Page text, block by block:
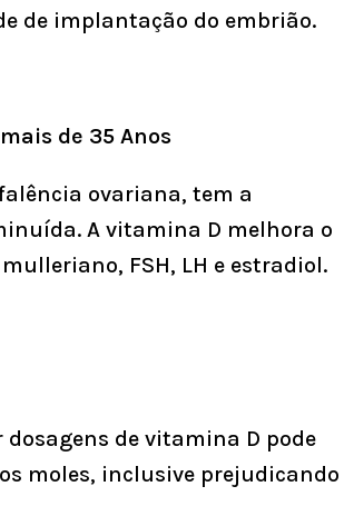
de implantação do embrião.
de 35 Anos
ovariana, tem a
A vitamina D melhora o
, FSH, LH e estradiol.
dosagens de vitamina D pode
moles, inclusive prejudicando